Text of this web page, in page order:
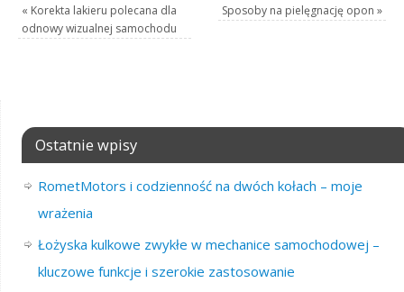
« Korekta lakieru polecana dla
odnowy wizualnej samochodu
Sposoby na pielęgnację opon »
Ostatnie wpisy
RometMotors i codzienność na dwóch kołach – moje
wrażenia
Łożyska kulkowe zwykłe w mechanice samochodowej –
kluczowe funkcje i szerokie zastosowanie